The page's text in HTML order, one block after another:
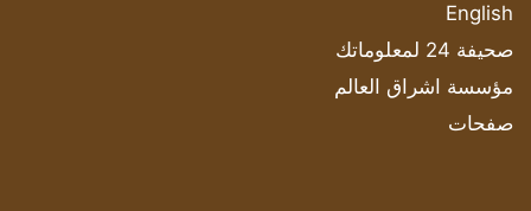
English
صحيفة 24 لمعلوماتك
مؤسسة اشراق العالم
صفحات